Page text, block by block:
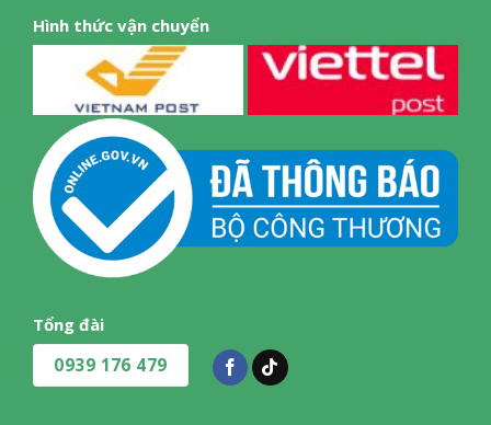
Hình thức vận chuyển
Tổng đài
0939 176 479